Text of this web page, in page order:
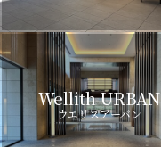
Wellith URBAN
ウエリスアーバン